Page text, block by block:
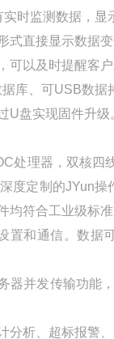
时监测数据，显
直接显示数据
以及时提醒客户
库、可USB数据
盘实现固件升
处理器，双核
度定制的JYun
均符合工业级标
置和通信。数
器并发传输功能
析、超标报警、